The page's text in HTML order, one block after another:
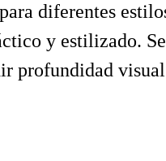
diferentes
y estilizado.
profundidad